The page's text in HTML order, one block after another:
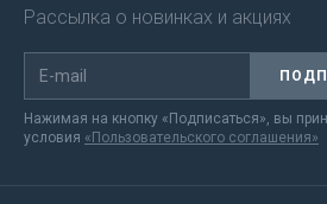
Рассылка о новинках и акциях
Нажимая на кнопку «Подписаться», вы
условия «Пользовательского соглашения»